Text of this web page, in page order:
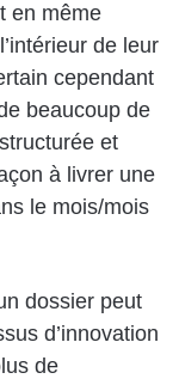
en même
de leur
cependant
beaucoup de
et
à livrer une
le mois/mois
dossier peut
d’innovation
de